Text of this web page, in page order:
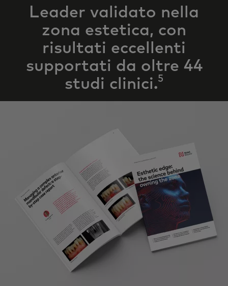
Leader validato nella
zona estetica, con
risultati eccellenti
supportati da oltre 44
studi clinici.5